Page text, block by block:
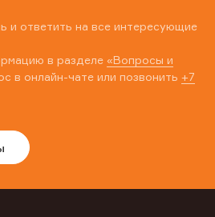
и ответить на все интересующие
в разделе «Вопросы и
в онлайн-чате или позвонить +7